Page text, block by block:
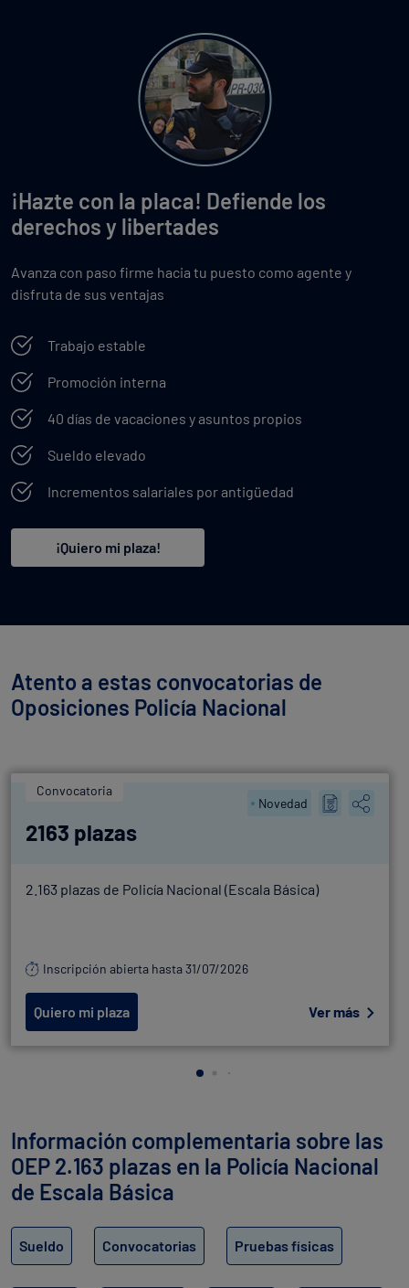
¡Hazte con la placa! Defiende los
derechos y libertades
Avanza con paso firme hacia tu puesto como agente y
disfruta de sus ventajas
Trabajo estable
Promoción interna
40 días de vacaciones y asuntos propios
Sueldo elevado
Incrementos salariales por antigüedad
¡Quiero mi plaza!
Atento a estas convocatorias de
Oposiciones Policía Nacional
Convocatoria
Novedad
2163 plazas
2.163 plazas de Policía Nacional (Escala Básica)
Inscripción abierta hasta 31/07/2026
Quiero mi plaza Ver más
Información complementaria sobre las
OEP 2.163 plazas en la Policía Nacional
de Escala Básica
Sueldo Convocatorias Pruebas físicas